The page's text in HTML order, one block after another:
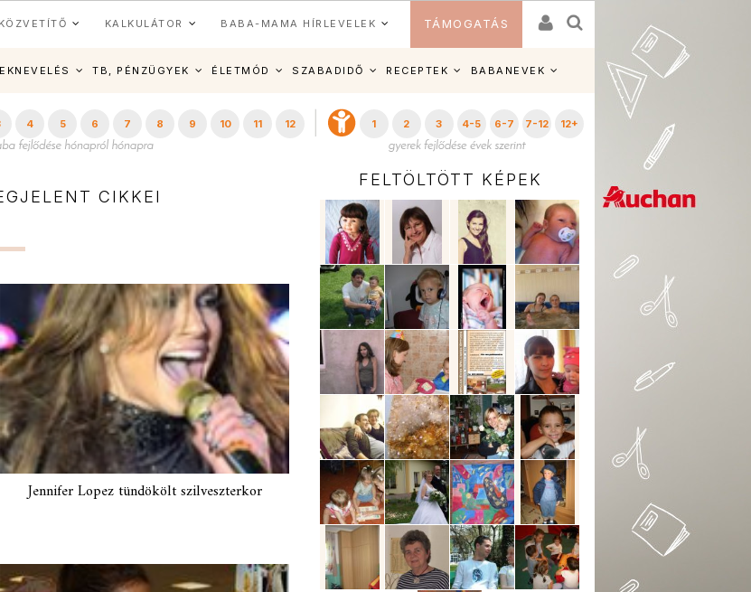
KALKULÁTOR BABA-MAMA HÍRLEVELEK TÁMOGATÁS
TB, PÉNZÜGYEK ÉLETMÓD SZABADIDŐ RECEPTEK BABANEVEK
4 5 6 7 8 9 10 11 12 1 2 3 4-5 6-7 7-12 12+
CIKKEI
Jennifer Lopez tündökölt szilveszterkor
FELTÖLTÖTT KÉPEK